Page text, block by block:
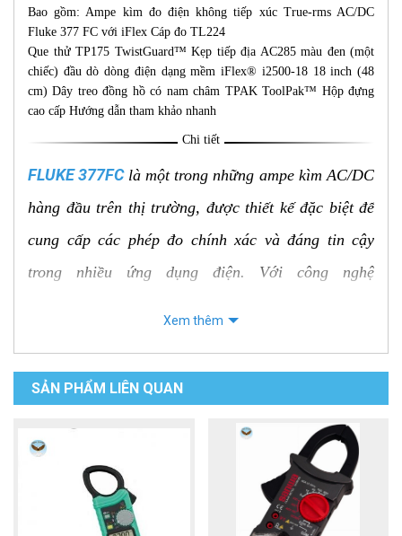
Bao gồm: Ampe kìm đo điện không tiếp xúc True-rms AC/DC
Fluke 377 FC với iFlex Cáp đo TL224
Que thử TP175 TwistGuard™ Kẹp tiếp địa AC285 màu đen (một
chiếc) đầu dò dòng điện dạng mềm iFlex® i2500-18 18 inch (48
cm) Dây treo đồng hồ có nam châm TPAK ToolPak™ Hộp đựng
cao cấp Hướng dẫn tham khảo nhanh
Chi tiết
FLUKE 377FC là một trong những ampe kìm AC/DC
hàng đầu trên thị trường, được thiết kế đặc biệt để
cung cấp các phép đo chính xác và đáng tin cậy
trong nhiều ứng dụng điện. Với công nghệ
đến sự an toàn và tiện lợi cho người sử dụng.
Đặc điểm nổi bật của FLUKE 377FC
Công nghệ FieldSense™:
Đo điện áp và dòng
điện không tiếp xúc, tăng cường độ an toàn và
hiệu quả làm việc.
Xem thêm
SẢN PHẨM LIÊN QUAN